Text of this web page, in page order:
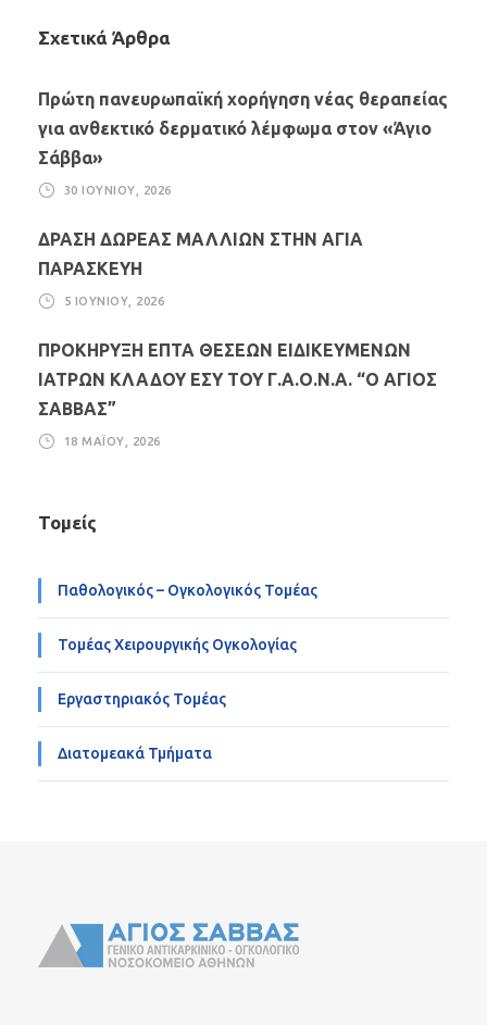
Σχετικά Άρθρα
Πρώτη πανευρωπαϊκή χορήγηση νέας θεραπείας
για ανθεκτικό δερματικό λέμφωμα στον «Άγιο
Σάββα»
30 ΙΟΥΝΊΟΥ, 2026
ΔΡΑΣΗ ΔΩΡΕΑΣ ΜΑΛΛΙΩΝ ΣΤΗΝ ΑΓΙΑ
ΠΑΡΑΣΚΕΥΗ
5 ΙΟΥΝΊΟΥ, 2026
ΠΡΟΚΗΡΥΞΗ ΕΠΤΑ ΘΕΣΕΩΝ ΕΙΔΙΚΕΥΜΕΝΩΝ
ΙΑΤΡΩΝ ΚΛΑΔΟΥ ΕΣΥ ΤΟΥ Γ.Α.Ο.Ν.Α. “Ο ΑΓΙΟΣ
ΣΑΒΒΑΣ”
18 ΜΑΪ́ΟΥ, 2026
Τομείς
Παθολογικός – Ογκολογικός Τομέας
Τομέας Χειρουργικής Ογκολογίας
Εργαστηριακός Τομέας
Διατομεακά Τμήματα